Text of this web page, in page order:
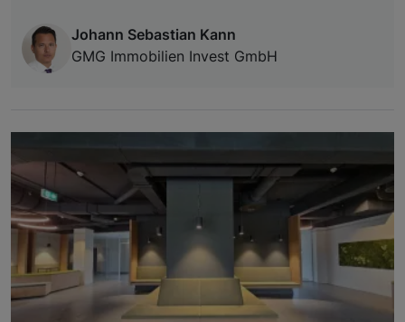
Johann Sebastian Kann
GMG Immobilien Invest GmbH